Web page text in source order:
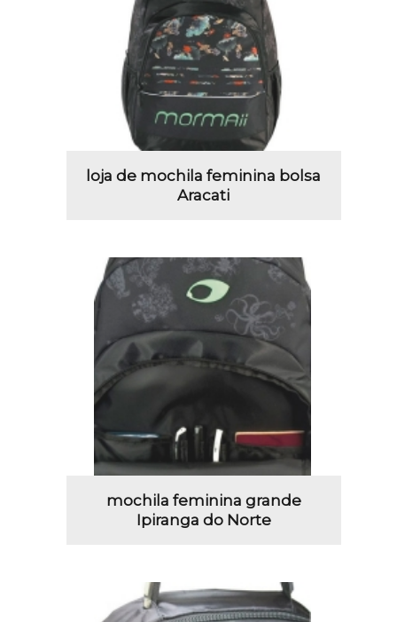
loja de mochila feminina bolsa
Aracati
mochila feminina grande
Ipiranga do Norte